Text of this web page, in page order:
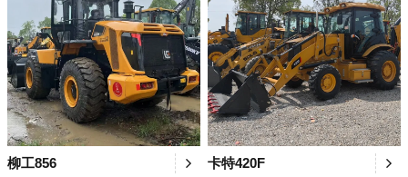
柳工856 卡特420F